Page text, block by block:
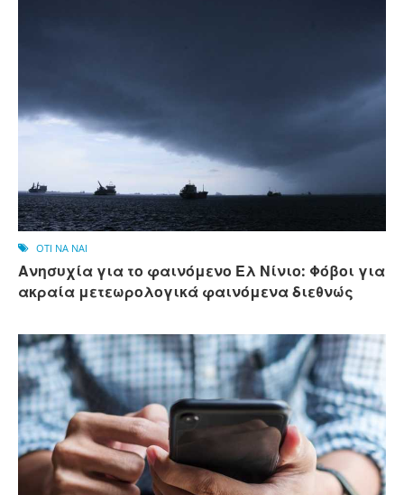
OTI NA NAI
Ανησυχία για το φαινόμενο Ελ Νίνιο: Φόβοι για
ακραία μετεωρολογικά φαινόμενα διεθνώς